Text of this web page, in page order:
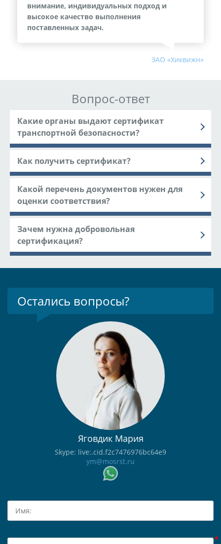
внимание, индивидуальных подход и
высокое качество выполнения
поставленных задач.
ЗАО «Хиквижн»
Вопрос-ответ
Какие органы выдают сертификат
транспортной безопасности?
Как получить сертификат?
Какой перечень документов нужен для
оценки соответствия?
Зачем нужна добровольная
сертификация?
Остались вопросы?
Яговдик Мария
Skype: live:.cid.f2c7476976bc64e9
ym@mosrst.ru